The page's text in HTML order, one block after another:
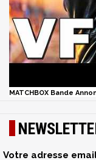
MATCHBOX Bande
Votre adresse